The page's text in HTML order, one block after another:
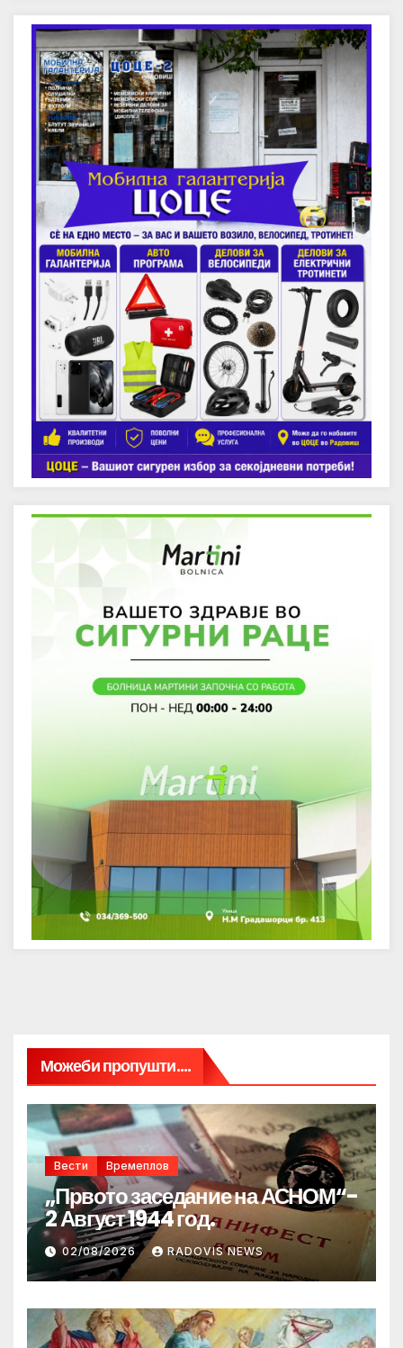
Можеби пропушти....
Вести Времеплов
„Првото заседание на АСНОМ“-
2 Август 1944 год.
02/08/2026 RADOVIS NEWS